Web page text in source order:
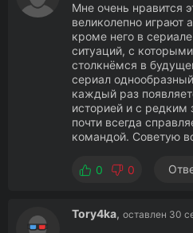
Мне очень нравится
великолепно играют
кроме него в
ситуаций, с
столкнёмся в
сериал
каждый раз
историей и с редким
почти всегда
командой. Советую
0 0
Tory4ka, оставлен 30